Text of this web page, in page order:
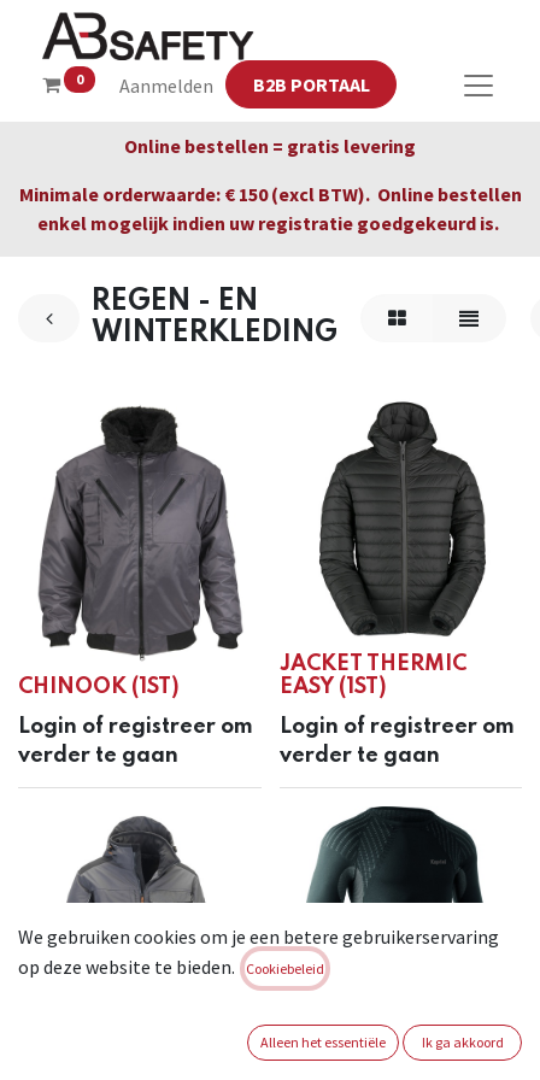
0 Aanmelden B2B PORTAAL
Online bestellen = gratis levering
Minimale orderwaarde: € 150 (excl BTW). Online bestellen
enkel mogelijk indien uw registratie goedgekeurd is.
REGEN - EN
WINTERKLEDING
CHINOOK (1ST)
Login of registreer om
verder te gaan
JACKET THERMIC
EASY (1ST)
Login of registreer om
verder te gaan
We gebruiken cookies om je een betere gebruikerservaring
op deze website te bieden.
Cookiebeleid
Alleen het essentiële Ik ga akkoord